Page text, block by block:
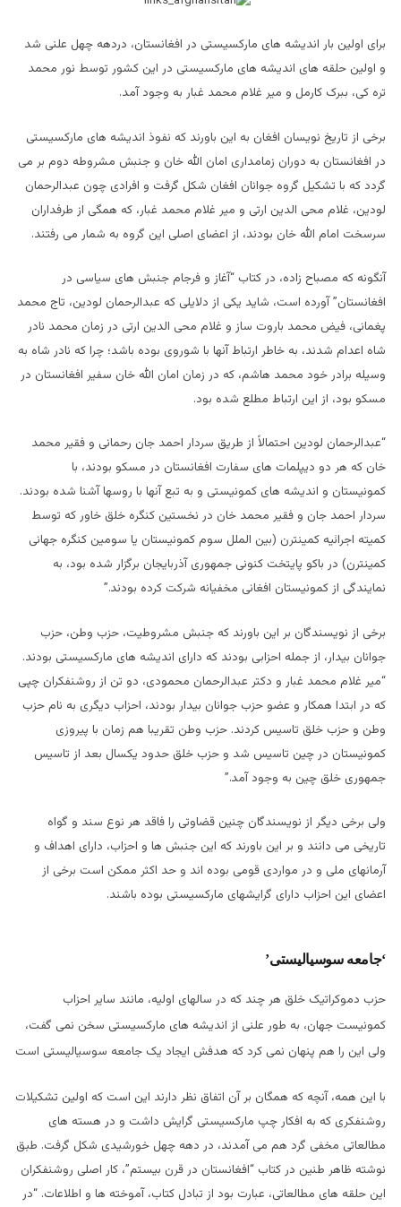
برای اولین بار اندیشه های مارکسیستی در افغانستان، دردهه چهل علنی شد
و اولین حلقه های اندیشه های مارکسیستی در این کشور توسط نور محمد
تره کی، ببرک کارمل و میر غلام محمد غبار به وجود آمد.
برخی از تاریخ نویسان افغان به این باورند که نفوذ اندیشه های مارکسیستی
در افغانستان به دوران زمامداری امان الله خان و جنبش مشروطه دوم بر می
گردد که با تشکیل گروه جوانان افغان شکل گرفت و افرادی چون عبدالرحمان
لودین، غلام محی الدین ارتی و میر غلام محمد غبار، که همگی از طرفداران
سرسخت امام الله خان بودند، از اعضای اصلی این گروه به شمار می رفتند.
آنگونه که مصباح زاده، در کتاب “آغاز و فرجام جنبش های سیاسی در
افغانستان” آورده است، شاید یکی از دلایلی که عبدالرحمان لودین، تاج محمد
پغمانی، فیض محمد باروت ساز و غلام محی الدین ارتی در زمان محمد نادر
شاه اعدام شدند، به خاطر ارتباط آنها با شوروی بوده باشد؛ چرا که نادر شاه به
وسیله برادر خود محمد هاشم، که در زمان امان الله خان سفیر افغانستان در
مسکو بود، از این ارتباط مطلع شده بود.
“عبدالرحمان لودین احتمالاً از طریق سردار احمد جان رحمانی و فقیر محمد
خان که هر دو دیپلمات های سفارت افغانستان در مسکو بودند، با
کمونیستان و اندیشه های کمونیستی و به تبع آنها با روسها آشنا شده بودند.
سردار احمد جان و فقیر محمد خان در نخستین کنگره خلق خاور که توسط
کمیته اجرائیه کمینترن (بین الملل سوم کمونیستان یا سومین کنگره جهانی
کمینترن) در باکو پایتخت کنونی جمهوری آذربایجان برگزار شده بود، به
نمایندگی از کمونیستان افغانی مخفیانه شرکت کرده بودند.”
برخی از نویسندگان بر این باورند که جنبش مشروطیت، حزب وطن، حزب
جوانان بیدار، از جمله احزابی بودند که دارای اندیشه های مارکسیستی بودند.
“میر غلام محمد غبار و دکتر عبدالرحمان محمودی، دو تن از روشنفکران چپی
که در ابتدا همکار و عضو حزب جوانان بیدار بودند، احزاب دیگری به نام حزب
وطن و حزب خلق تاسیس کردند. حزب وطن تقریبا هم زمان با پیروزی
کمونیستان در چین تاسیس شد و حزب خلق حدود یکسال بعد از تاسیس
جمهوری خلق چین به وجود آمد.”
ولی برخی دیگر از نویسندگان چنین قضاوتی را فاقد هر نوع سند و گواه
تاریخی می دانند و بر این باورند که این جنبش ها و احزاب، دارای اهداف و
آرمانهای ملی و در مواردی قومی بوده اند و حد اکثر ممکن است برخی از
اعضای این احزاب دارای گرایشهای مارکسیستی بوده باشند.
‘جامعه سوسیالیستی’
حزب دموکراتیک خلق هر چند که در سالهای اولیه، مانند سایر احزاب
کمونیست جهان، به طور علنی از اندیشه های مارکسیستی سخن نمی گفت،
ولی این را هم پنهان نمی کرد که هدفش ایجاد یک جامعه سوسیالیستی است
با این همه، آنچه که همگان بر آن اتفاق نظر دارند این است که اولین تشکیلات
روشنفکری که به افکار چپ مارکسیستی گرایش داشت و در هسته های
مطالعاتی مخفی گرد هم می آمدند، در دهه چهل خورشیدی شکل گرفت. طبق
نوشته ظاهر طنین در کتاب “افغانستان در قرن بیستم”، کار اصلی روشنفکران
این حلقه های مطالعاتی، عبارت بود از تبادل کتاب، آموخته ها و اطلاعات. “در